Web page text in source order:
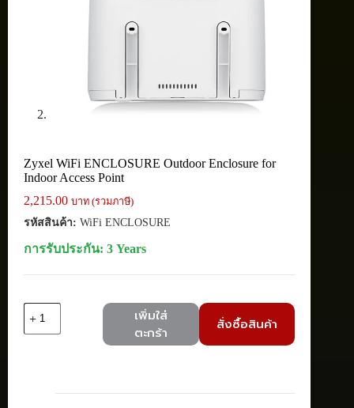
Zyxel WiFi ENCLOSURE Outdoor Enclosure for
Indoor Access Point
2,215.00 บาท (รวมภาษี)
รหัสสินค้า: WiFi ENCLOSURE
การรับประกัน: 3 Years
จำนวน
Zyxel
เพิ่มใส่
ตะกร้า
สั่งซื้อสินค้า